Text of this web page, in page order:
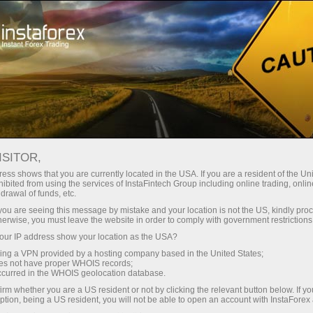
InstaForex bilan siz haqiqatan
ega bo‘lasiz: 1:5000 gacha kredit
yelkasi, bozordagi eng yaxshi
spred va komissiyalardan biri,
shuningdek aksiyalar va indekslar
bilan savdo qilish uchun qulay
shartlar.
Kichik
Har bir depozit uchun
30% bonus
Savdoda
va trassada tezlik
shows that you are currently located in the USA. If you are a resident of the
from using the services of InstaFintech Group including online trading,
of funds, etc.
are seeing this message by mistake and your location is not the US, kindly
you must leave the website in order to comply with government
IP address show your location as the USA?
a VPN provided by a hosting company based in the United States;
not have proper WHOIS records;
in the WHOIS geolocation database.
whether you are a US resident or not by clicking the relevant button below. If
being a US resident, you will not be able to open an account with InstaForex